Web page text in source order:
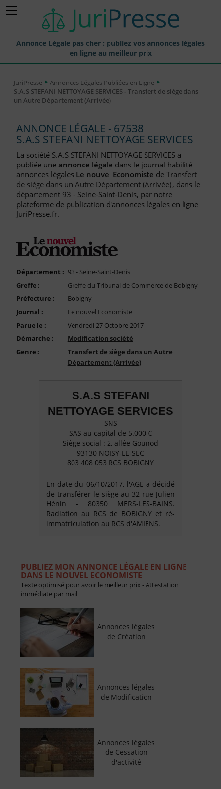
Annonce Légale pas cher : publiez vos annonces légales
en ligne au meilleur prix
Annonces Légales Publiées
Journaux Habilités (JAL) Annonces Légales
Liste des Greffes
Liste des CCI
Le Blog pour les Entreprises
Nous Contacter
JuriPresse
Annonces Légales Publiées en Ligne
S.A.S STEFANI NETTOYAGE SERVICES - Transfert de siège dans
un Autre Département (Arrivée)
ANNONCE LÉGALE - 67538
S.A.S STEFANI NETTOYAGE SERVICES
La société S.A.S STEFANI NETTOYAGE SERVICES a
publiée une annonce légale dans le journal habilité
annonces légales Le nouvel Economiste deTransfert
de siège dans un Autre Département (Arrivée), dans le
département 93 - Seine-Saint-Denis, par notre
plateforme de publication d'annonces légales en ligne
JuriPresse.fr.
Département : 93 - Seine-Saint-Denis
Greffe :
Greffe du Tribunal de Commerce de Bobigny
Préfecture :
Bobigny
Journal :
Le nouvel Economiste
Parue le :
Vendredi 27 Octobre 2017
Démarche :
Modification société
Genre :
Transfert de siège dans un Autre
Département (Arrivée)
S.A.S STEFANI
NETTOYAGE SERVICES
SNS
SAS au capital de 5.000 €
Siège social : 2, allée Gounod
93130 NOISY-LE-SEC
803 408 053 RCS BOBIGNY
En date du 06/10/2017, l'AGE a décidé
de transférer le siège au 32 rue Julien
Hénin - 80350 MERS-LES-BAINS.
Radiation au RCS de BOBIGNY et ré-
immatriculation au RCS d'AMIENS.
PUBLIEZ MON ANNONCE LÉGALE EN LIGNE
DANS LE NOUVEL ECONOMISTE
Texte optimisé pour avoir le meilleur prix - Attestation
immédiate par mail
Annonces légales
de Création
Annonces légales
de Modification
Annonces légales
de Cessation
d'activité